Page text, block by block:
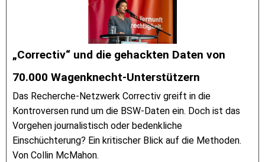
„Correctiv“ und die gehackten Daten von
70.000 Wagenknecht-Unterstützern
Das Recherche-Netzwerk Correctiv greift in die
Kontroversen rund um die BSW-Daten ein. Doch ist das
Vorgehen journalistisch oder bedenkliche
Einschüchterung? Ein kritischer Blick auf die Methoden.
Von Collin McMahon.